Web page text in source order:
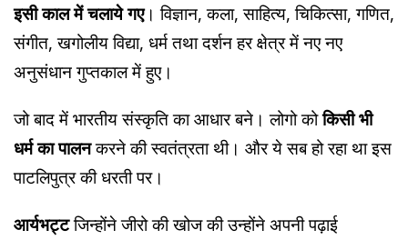
इसी काल में चलाये गए। विज्ञान, कला, साहित्य, चिकित्सा, गणित,
संगीत, खगोलीय विद्या, धर्म तथा दर्शन हर क्षेत्र में नए नए
अनुसंधान गुप्तकाल में हुए।
जो बाद में भारतीय संस्कृति का आधार बने। लोगो कोकिसी भी
धर्म का पालनकरने की स्वतंत्रता थी। और ये सब हो रहा था इस
पाटलिपुत्र की धरती पर।
आर्यभट्टजिन्होंने जीरो की खोज की उन्होंने अपनी पढ़ाई